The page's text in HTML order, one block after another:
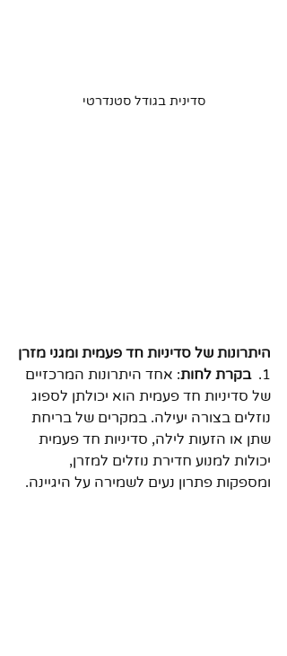
סדינית בגודל סטנדרטי
היתרונות של סדיניות חד פעמית ומגני מזרן
1.
בקרת לחות: אחד היתרונות המרכזיים
של סדיניות חד פעמית הוא יכולתן לספוג
נוזלים בצורה יעילה. במקרים של בריחת
שתן או הזעות לילה, סדיניות חד פעמית
יכולות למנוע חדירת נוזלים למזרן,
ומספקות פתרון נעים לשמירה על היגיינה.